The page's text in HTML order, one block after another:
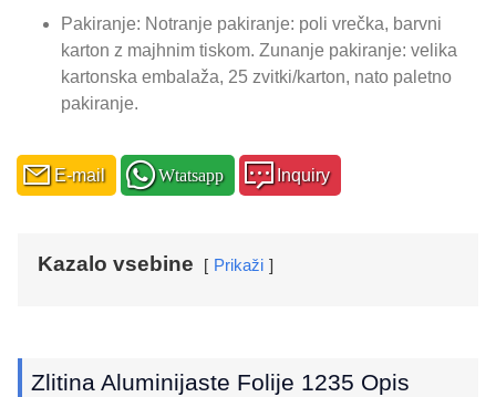
Pakiranje: Notranje pakiranje: poli vrečka, barvni
karton z majhnim tiskom. Zunanje pakiranje: velika
kartonska embalaža, 25 zvitki/karton, nato paletno
pakiranje.
E-mail Wtatsapp Inquiry
Kazalo vsebine Prikaži
Zlitina Aluminijaste Folije 1235 Opis